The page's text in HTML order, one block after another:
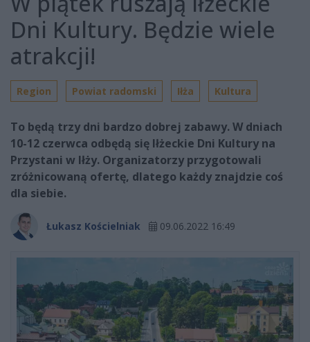
Dni Kultury. Będzie wiele
atrakcji!
Region Powiat radomski Iłża Kultura
To będą trzy dni bardzo dobrej zabawy. W dniach
10-12 czerwca odbędą się Iłżeckie Dni Kultury na
Przystani w Iłży. Organizatorzy przygotowali
zróżnicowaną ofertę, dlatego każdy znajdzie coś
dla siebie.
Łukasz Kościelniak 09.06.2022 16:49